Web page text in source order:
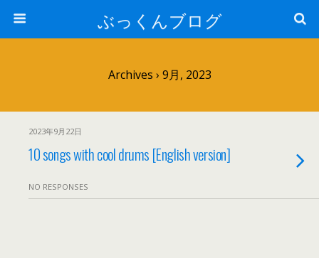
ぶっくんブログ
Archives › 9月, 2023
2023年9月22日
10 songs with cool drums [English version]
NO RESPONSES